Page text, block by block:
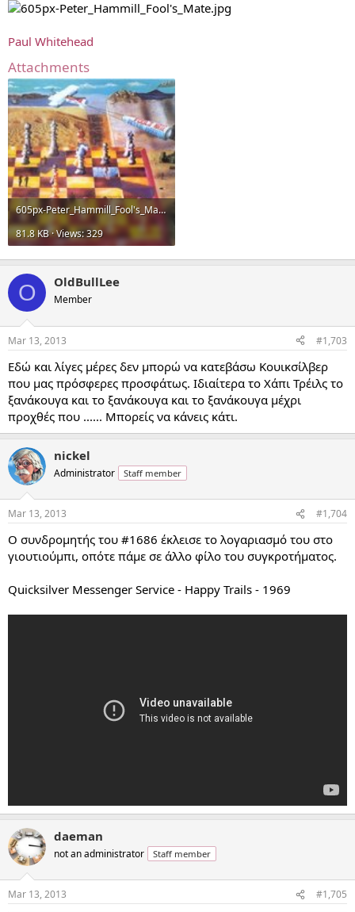
Paul Whitehead
Attachments
605px-Peter_Hammill_Fool's_Mate.jpg
81.8 KB · Views: 329
O OldBullLee
Member
Mar 13, 2013 #1,703
Εδώ και λίγες μέρες δεν μπορώ να κατεβάσω Κουικσίλβερ
που μας πρόσφερες προσφάτως. Ιδιαίτερα το Χάπι Τρέιλς το
ξανάκουγα και το ξανάκουγα και το ξανάκουγα μέχρι
προχθές που ...... Μπορείς να κάνεις κάτι.
nickel
Administrator Staff member
Mar 13, 2013 #1,704
Ο συνδρομητής του #1686 έκλεισε το λογαριασμό του στο
γιουτιούμπι, οπότε πάμε σε άλλο φίλο του συγκροτήματος.
Quicksilver Messenger Service - Happy Trails - 1969
daeman
not an administrator Staff member
Mar 13, 2013 #1,705